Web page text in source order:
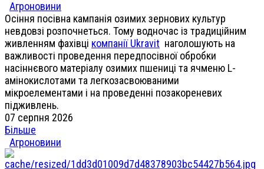
Агроновини
Осіння посівна кампанія озимих зернових культур
невдовзі розпочнеться. Тому водночас із традиційним
живленням фахівці компанії Ukravit наголошують на
важливості проведення передпосівної обробки
насіннєвого матеріалу озимих пшениці та ячменю L-
амінокислотами та легкозасвоюваними
мікроелементами і на проведенні позакореневих
підживлень.
07 серпня 2026
Більше
Агроновини